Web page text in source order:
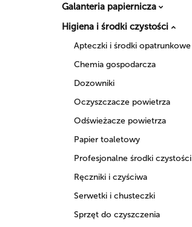
Galanteria papiernicza
Higiena i środki czystości
Apteczki i środki opatrunkowe
Chemia gospodarcza
Dozowniki
Oczyszczacze powietrza
Odświeżacze powietrza
Papier toaletowy
Profesjonalne środki czystości
Ręczniki i czyściwa
Serwetki i chusteczki
Sprzęt do czyszczenia